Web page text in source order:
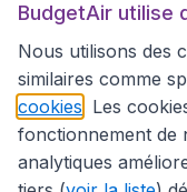
Sites internationaux
BudgetAir utilise
Nous utilisons des
similaires comme
cookies . Les
fonctionnement de
analytiques